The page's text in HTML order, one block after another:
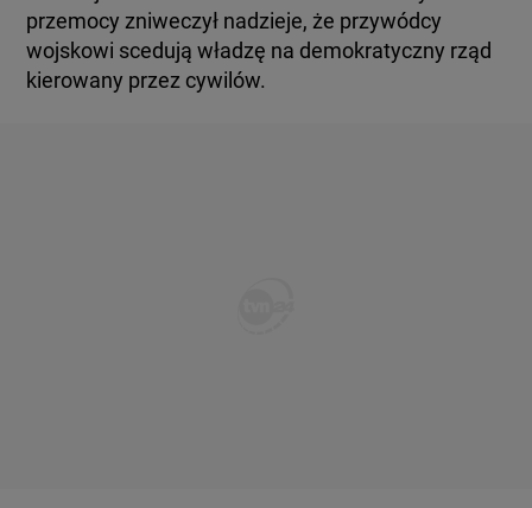
przemocy zniweczył nadzieje, że przywódcy
wojskowi scedują władzę na demokratyczny rząd
kierowany przez cywilów.